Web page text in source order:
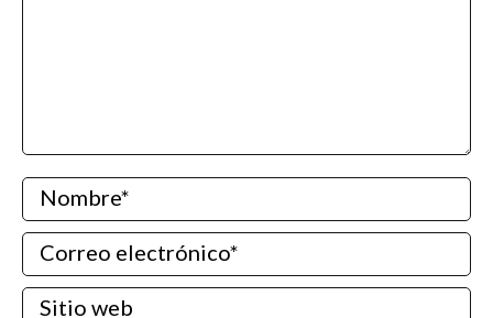
Nombre *
Correo electrónico *
Sitio web